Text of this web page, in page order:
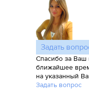
Задать
Спасибо за Ваш
ближайшее
на указанный
Задать вопрос